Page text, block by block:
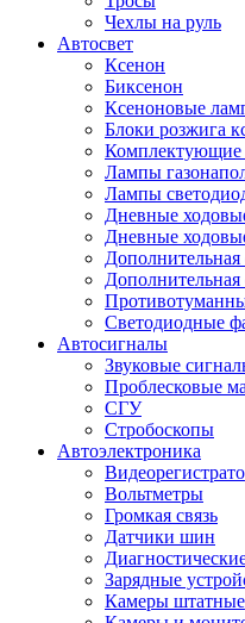
Чехлы на руль
Автосвет
Ксенон
Биксенон
Ксеноновые
Блоки розжига
Комплектующие
Лампы
Лампы
Дневные
Дневные
Светодиодные
Автосигналы
Звуковые
Проблесковые
СГУ
Стробоскопы
Автоэлектроника
Вольтметры
Громкая связь
Датчики шин
Зарядные
Камеры штатные